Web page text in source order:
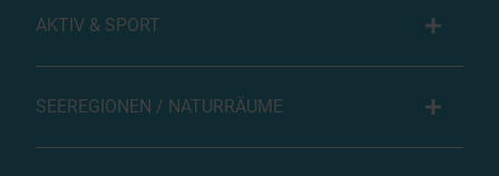
AKTIV & SPORT
SEEREGIONEN / NATURRÄUME